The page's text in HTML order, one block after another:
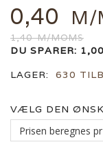
0,40 M/
1,40M/MOMS
DU SPARER: 1,00
LAGER:
630
VÆLG DEN